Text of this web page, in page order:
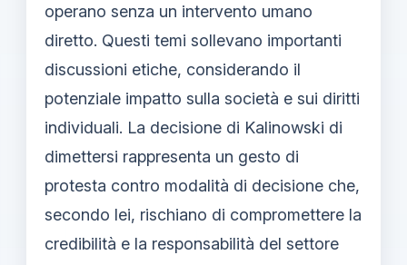
operano senza un intervento umano
diretto. Questi temi sollevano importanti
discussioni etiche, considerando il
potenziale impatto sulla società e sui diritti
individuali. La decisione di Kalinowski di
dimettersi rappresenta un gesto di
protesta contro modalità di decisione che,
secondo lei, rischiano di compromettere la
credibilità e la responsabilità del settore